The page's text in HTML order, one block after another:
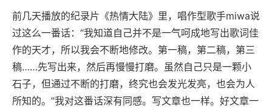
前几天播放的纪录片《热情大陆》里，唱作型歌手miwa说
过这么一番话：“我知道自己并不是一气呵成地写出歌词佳
作的天才，所以我会不断地修改。第一稿，第二稿，第三
稿……先写出来，然后再慢慢打磨。虽然自己只是一颗小
石子，但通过不断的打磨，终究也会发光发亮，也会为人
所知的。”我对这番话深有同感。写文章也一样。好文章一